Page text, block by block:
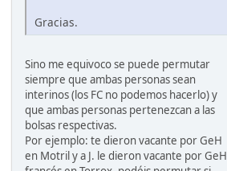
Gracias.
Sino me equivoco se puede permutar
siempre que ambas personas sean
interinos (los FC no podemos hacerlo) y
que ambas personas pertenezcan a las
bolsas respectivas.
Por ejemplo: te dieron vacante por GeH
en Motril y a J. le dieron vacante por GeH